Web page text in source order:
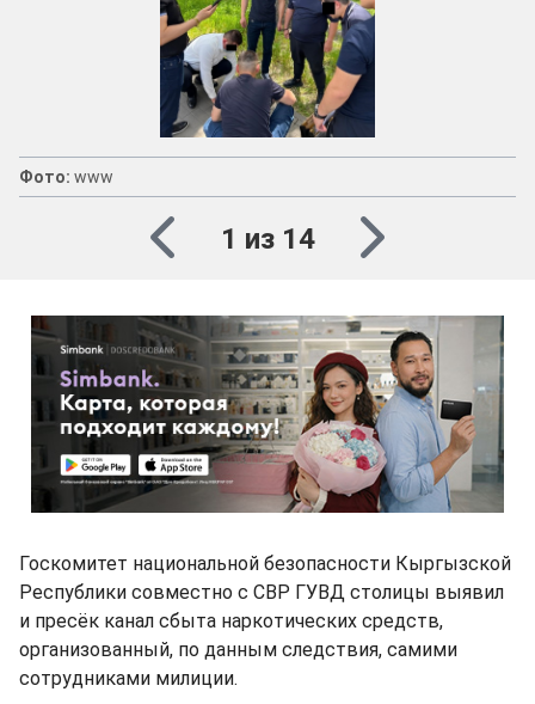
Фото: www
1 из 14
Госкомитет национальной безопасности Кыргызской
Республики совместно с СВР ГУВД столицы выявил
и пресёк канал сбыта наркотических средств,
организованный, по данным следствия, самими
сотрудниками милиции.